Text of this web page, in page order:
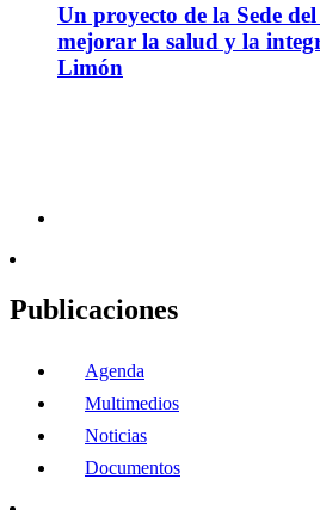
Un proyecto de la Sede
mejorar la salud y la
Limón
Publicaciones
Agenda
Multimedios
Noticias
Documentos